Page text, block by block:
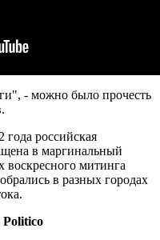
- можно было прочесть
года российская
в маргинальный
воскресного митинга
в разных городах
Politico